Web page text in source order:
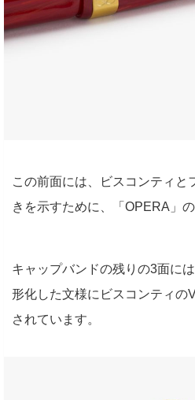
この前面には、ビスコンティと
きを示すために、「OPERA」
キャップバンドの残りの3面に
形化した文様にビスコンティの
されています。